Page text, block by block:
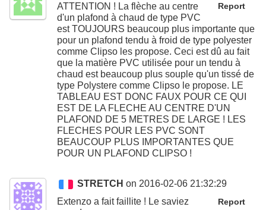
Report
ATTENTION ! La flèche au centre
d'un plafond à chaud de type PVC
est TOUJOURS beaucoup plus importante que
pour un plafond tendu à froid de type polyester
comme Clipso les propose. Ceci est dû au fait
que la matière PVC utilisée pour un tendu à
chaud est beaucoup plus souple qu'un tissé de
type Polystere comme Clipso le propose. LE
TABLEAU EST DONC FAUX POUR CE QUI
EST DE LA FLECHE AU CENTRE D'UN
PLAFOND DE 5 METRES DE LARGE ! LES
FLECHES POUR LES PVC SONT
BEAUCOUP PLUS IMPORTANTES QUE
POUR UN PLAFOND CLIPSO !
STRETCH on 2016-02-06 21:32:29
Report
Extenzo a fait faillite ! Le saviez